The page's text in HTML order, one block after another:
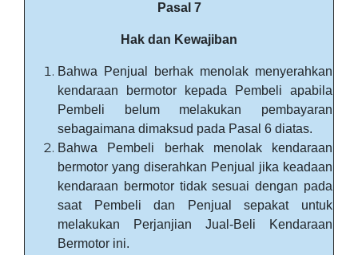
Pasal 7
Hak dan Kewajiban
Bahwa Penjual berhak menolak menyerahkan
kendaraan bermotor kepada Pembeli apabila
Pembeli belum melakukan pembayaran
sebagaimana dimaksud pada Pasal 6 diatas.
Bahwa Pembeli berhak menolak kendaraan
bermotor yang diserahkan Penjual jika keadaan
kendaraan bermotor tidak sesuai dengan pada
saat Pembeli dan Penjual sepakat untuk
melakukan Perjanjian Jual-Beli Kendaraan
Bermotor ini.